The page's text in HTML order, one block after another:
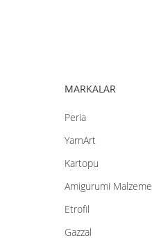
MARKALAR
Peria
YarnArt
Kartopu
Amigurumi Malzeme
Etrofil
Gazzal